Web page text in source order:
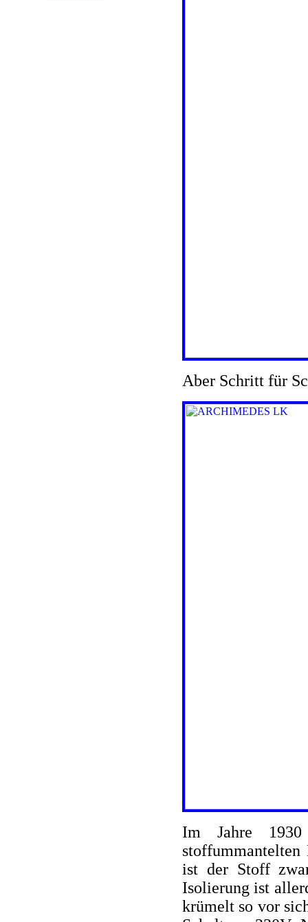
Aber Schritt für
Im Jahre
stoffummantelten
ist der Stoff
Isolierung ist
krümelt so vor